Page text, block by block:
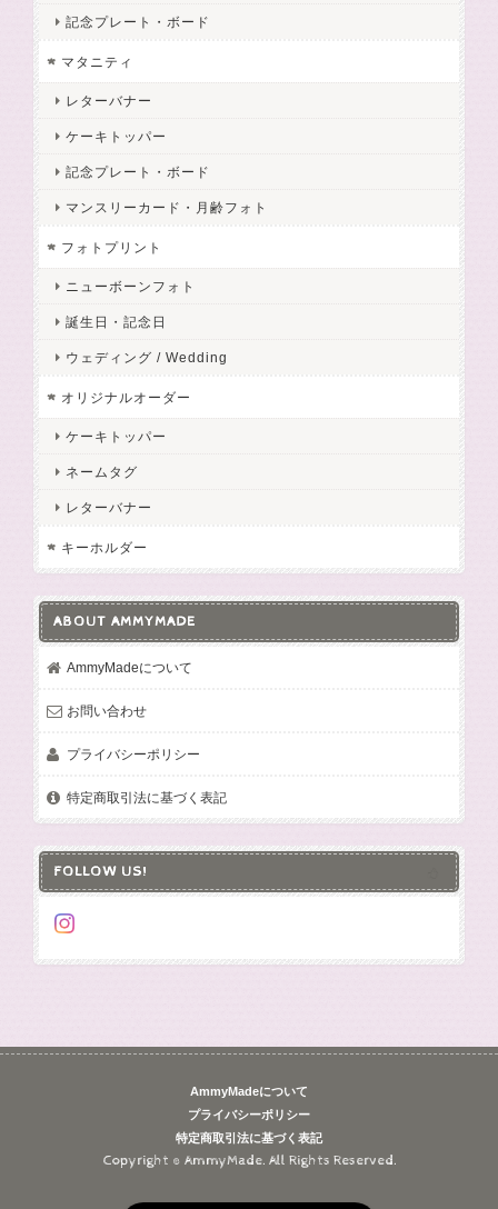
記念プレート・ボード
マタニティ
レターバナー
ケーキトッパー
記念プレート・ボード
マンスリーカード・月齢フォト
フォトプリント
ニューボーンフォト
誕生日・記念日
ウェディング / Wedding
オリジナルオーダー
ケーキトッパー
ネームタグ
レターバナー
キーホルダー
ABOUT AMMYMADE
AmmyMadeについて
お問い合わせ
プライバシーポリシー
特定商取引法に基づく表記
FOLLOW US!
AmmyMadeについて
プライバシーポリシー
特定商取引法に基づく表記
Copyright © AmmyMade. All Rights Reserved.